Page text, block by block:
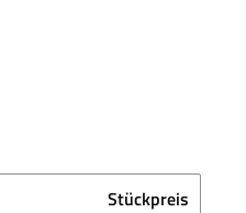
Stückpreis